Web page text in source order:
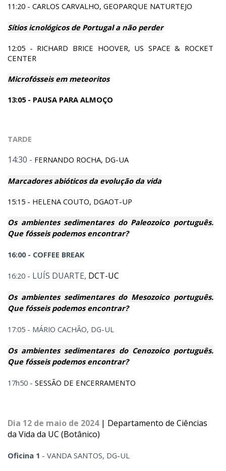
11:20 - CARLOS CARVALHO, GEOPARQUE NATURTEJO
Sítios icnológicos de Portugal a não perder
12:05 - RICHARD BRICE HOOVER, US SPACE & ROCKET
CENTER
Microfósseis em meteoritos
13:05 - PAUSA PARA ALMOÇO
TARDE
14:30 - FERNANDO ROCHA, DG-UA
Marcadores abióticos da evolução da vida
15:15 - HELENA COUTO, DGAOT-UP
Os ambientes sedimentares do Paleozoico português.
Que fósseis podemos encontrar?
16:00 - COFFEE BREAK
16:20 - LUÍS DUARTE, DCT-UC
Os ambientes sedimentares do Mesozoico português.
Que fósseis podemos encontrar?
17:05 - MÁRIO CACHÃO, DG-UL
Os ambientes sedimentares do Cenozoico português.
Que fósseis podemos encontrar?
17h50 - SESSÃO DE ENCERRAMENTO
Dia 12 de maio de 2024 | Departamento de Ciências
da Vida da UC (Botânico)
Oficina 1 - VANDA SANTOS, DG-UL